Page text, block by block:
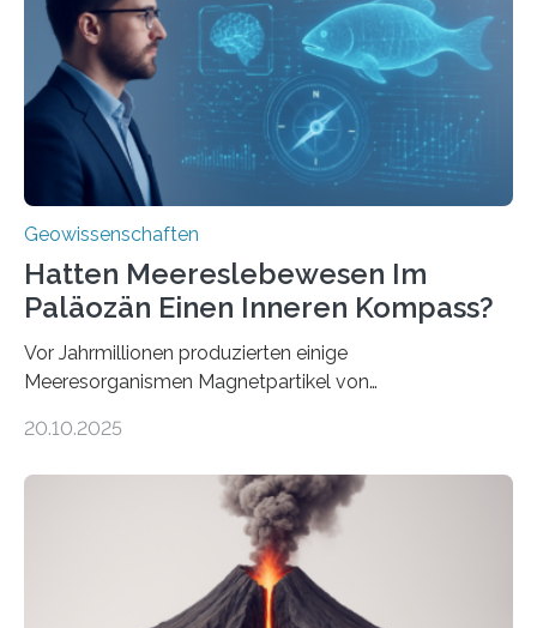
Forschungsergebnisse zusammen und interpretiert sie
neu, um zu erklären, wie Eisen, das aus hydrothermalen
Systemen freigesetzt wird, über ganze Ozeanbecken
transportiert werden kann. „Das…
Geowissenschaften
Hatten Meereslebewesen Im
Paläozän Einen Inneren Kompass?
Vor Jahrmillionen produzierten einige
Meeresorganismen Magnetpartikel von
Sedimenten zu finden sind. Nun ist es einem
Domänen auf einem dieser „Riesenmagnetfossilien” mit
einer raffinierten Methode an der Diamond-
Röntgenquelle zu kartieren. Ihre Analyse zeigt, dass
diese Partikel es den Organismen ermöglicht haben
könnten, winzige Schwankungen sowohl in der
20.10.2025